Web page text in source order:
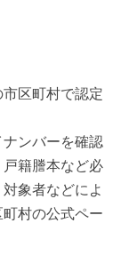
区町村で認定
ンバーを確認
籍謄本など必
象者などによ
村の公式ペー